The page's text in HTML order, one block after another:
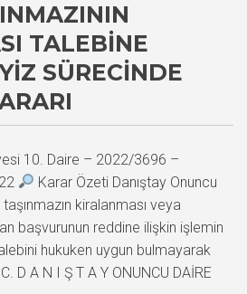
TALEBINE
SÜRECINDE
10. Daire – 2022/3696 –
Karar Özeti Danıştay Onuncu
kiralanması veya
başvurunun reddine ilişkin işlemin
hukuken uygun bulmayarak
D A N I Ş T A Y ONUNCU DAİRE